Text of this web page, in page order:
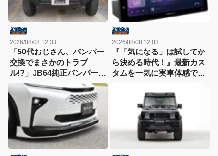
2026/08/08 12:33
「50代おじさん、バンパー
交換でまさかのトラブ
ル!?」JB64純正バンパー流
用に挑戦したら、センサー
エラーも体験（涙）
2026/08/08 12:03
『「気になる」は試してか
ら決める時代！』最新カス
タムを一気に実車体感でき
9/5（土）・6（日）in A
PIT京都